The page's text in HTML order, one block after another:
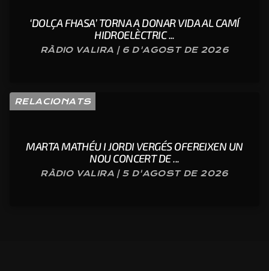
‘DOLÇA FHASA’ TORNA A DONAR VIDA AL CAMÍ
HIDROELÈCTRIC ...
RÀDIO VALIRA | 6 D'AGOST DE 2026
RELACIONATS
MARTA MATHÉU I JORDI VERGÉS OFEREIXEN UN
NOU CONCERT DE ...
RÀDIO VALIRA | 5 D'AGOST DE 2026